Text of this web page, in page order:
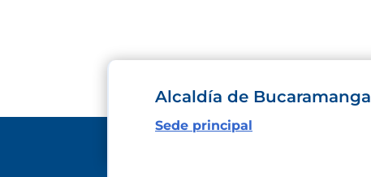
Alcaldía de Bucaramanga
Sede principal